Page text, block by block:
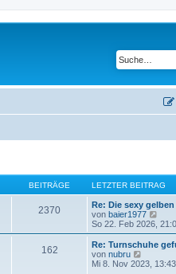
BEITRÄGE LETZTER BEITRAG
2370
Re: Die sexy
von baier1977
e
u
e
s
t
So 22. Feb 2026,
162
Re: Turnschuhe
von nubru
e
Mi 8. Nov 2023, 13:43